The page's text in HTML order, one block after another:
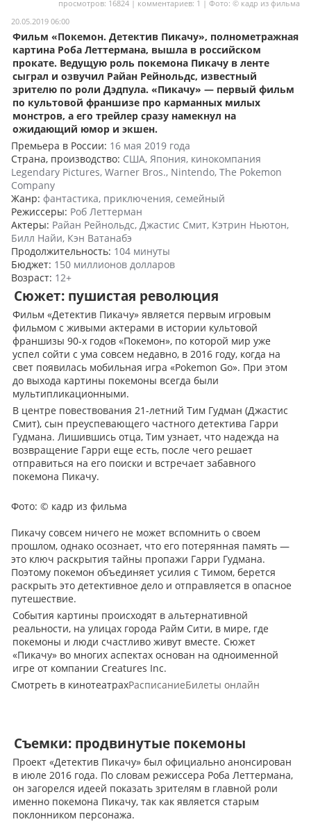
Мои материалы
Мои места
Моя личная афиша
Перечитать
просмотров: 16824 | комментариев: 1 | Фото: © кадр из фильма
20.05.2019 06:00
Фильм «Покемон. Детектив Пикачу», полнометражная
картина Роба Леттермана, вышла в российском
прокате. Ведущую роль покемона Пикачу в ленте
сыграл и озвучил Райан Рейнольдс, известный
зрителю по роли Дэдпула. «Пикачу» — первый фильм
по культовой франшизе про карманных милых
монстров, а его трейлер сразу намекнул на
ожидающий юмор и экшен.
Премьера в России: 16 мая 2019 года
Страна, производство: США, Япония, кинокомпания
Legendary Pictures, Warner Bros., Nintendo, The Pokemon
Company
Жанр: фантастика, приключения, семейный
Режиссеры: Роб Леттерман
Актеры: Райан Рейнольдс, Джастис Смит, Кэтрин Ньютон,
Билл Найи, Кэн Ватанабэ
Продолжительность: 104 минуты
Бюджет: 150 миллионов долларов
Возраст: 12+
Сюжет: пушистая революция
Фильм «Детектив Пикачу» является первым игровым
фильмом с живыми актерами в истории культовой
франшизы 90-х годов «Покемон», по которой мир уже
успел сойти с ума совсем недавно, в 2016 году, когда на
свет появилась мобильная игра «Pokemon Go». При этом
до выхода картины покемоны всегда были
мультипликационными.
В центре повествования 21-летний Тим Гудман (Джастис
Смит), сын преуспевающего частного детектива Гарри
Гудмана. Лишившись отца, Тим узнает, что надежда на
возвращение Гарри еще есть, после чего решает
отправиться на его поиски и встречает забавного
покемона Пикачу.
Фото: © кадр из фильма
Пикачу совсем ничего не может вспомнить о своем
прошлом, однако осознает, что его потерянная память —
это ключ раскрытия тайны пропажи Гарри Гудмана.
Поэтому покемон объединяет усилия с Тимом, берется
раскрыть это детективное дело и отправляется в опасное
путешествие.
События картины происходят в альтернативной
реальности, на улицах города Райм Сити, в мире, где
покемоны и люди счастливо живут вместе. Сюжет
«Пикачу» во многих аспектах основан на одноименной
игре от компании Creatures Inc.
Смотреть в кинотеатрахРасписаниеБилеты онлайн
Съемки: продвинутые покемоны
Проект «Детектив Пикачу» был официально анонсирован
в июле 2016 года. По словам режиссера Роба Леттермана,
он загорелся идеей показать зрителям в главной роли
именно покемона Пикачу, так как является старым
поклонником персонажа.